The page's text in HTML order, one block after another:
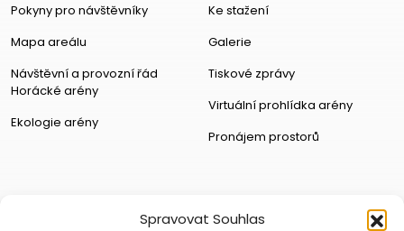
Spravovat Souhlas
Pokyny pro návštěvníky
Mapa areálu
Návštěvní a provozní řád
Horácké arény
Ekologie arény
Ke stažení
Galerie
Tiskové zprávy
Virtuální prohlídka arény
Pronájem prostorů